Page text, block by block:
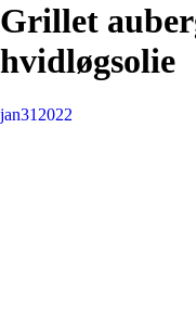
Grillet
hvidløgsolie
jan31 2022